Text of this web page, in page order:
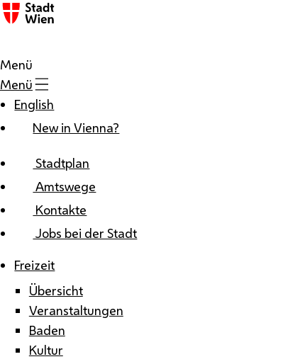
Zum Inhalt
Menü
Menü
English
New in Vienna?
Stadtplan
Amtswege
Kontakte
Jobs bei der Stadt
Freizeit
Übersicht
Veranstaltungen
Baden
Kultur